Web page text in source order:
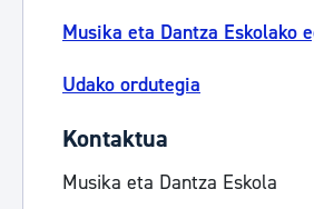
Musika eta Dantza Eskolako
Udako ordutegia
Kontaktua
Musika eta Dantza Eskola